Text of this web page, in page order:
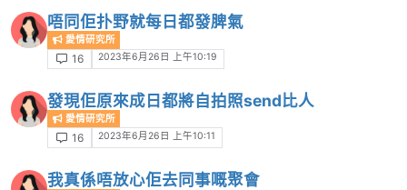
唔同佢扑野就每日都發脾氣
愛情研究所
16 2023年6月26日 上午10:19
發現佢原來成日都將自拍照send比人
愛情研究所
16 2023年6月26日 上午10:11
我真係唔放心佢去同事嘅聚會